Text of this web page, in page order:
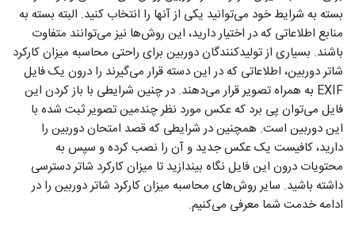
بسته به شرایط خود می‌توانید یکی از آنها را انتخاب کنید. البته بسته به
منابع اطلاعاتی که در اختیار دارید، این روش‌ها نیز می‌توانند متفاوت
باشند. بسیاری از تولیدکنندگان دوربین برای راحتی محاسبه میزان کارکرد
شاتر دوربین، اطلاعاتی که در این دسته قرار می‌گیرند را درون یک فایل
EXIF به همراه تصویر قرار می‌دهند. در چنین شرایطی با باز کردن این
فایل می‌توان پی برد که عکس مورد نظر چندمین تصویر ثبت شده با
این دوربین است. همچنین در شرایطی که قصد امتحان دوربین را
دارید، کافیست یک عکس جدید و آن را نصب کرده و سپس به
محتویات درون این فایل نگاه بیندازید تا میزان کارکرد شاتر دسترسی
داشته باشید. سایر روش‌های محاسبه میزان کارکرد شاتر دوربین را در
ادامه خدمت شما معرفی می‌کنیم.